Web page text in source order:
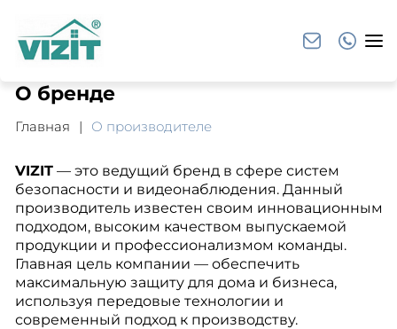
О бренде
Главная О производителе
VIZIT— это ведущий бренд в сфере систем
безопасности и видеонаблюдения. Данный
производитель известен своим инновационным
подходом, высоким качеством выпускаемой
продукции и профессионализмом команды.
Главная цель компании — обеспечить
максимальную защиту для дома и бизнеса,
используя передовые технологии и
современный подход к производству.